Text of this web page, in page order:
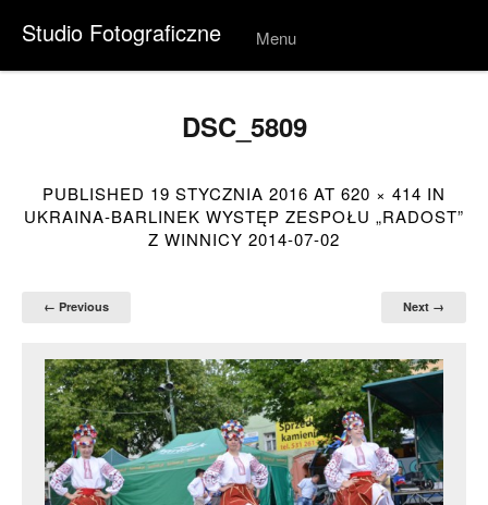
Studio Fotograficzne Menu
Skip to
DSC_5809
PUBLISHED 19 STYCZNIA 2016 AT 620 × 414 IN
UKRAINA-BARLINEK WYSTĘP ZESPOŁU „RADOST”
Z WINNICY 2014-07-02
← Previous Next →